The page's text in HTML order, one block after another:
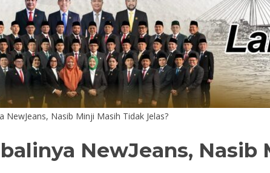
NewJeans, Nasib Minji Masih Tidak Jelas?
NewJeans, Nasib